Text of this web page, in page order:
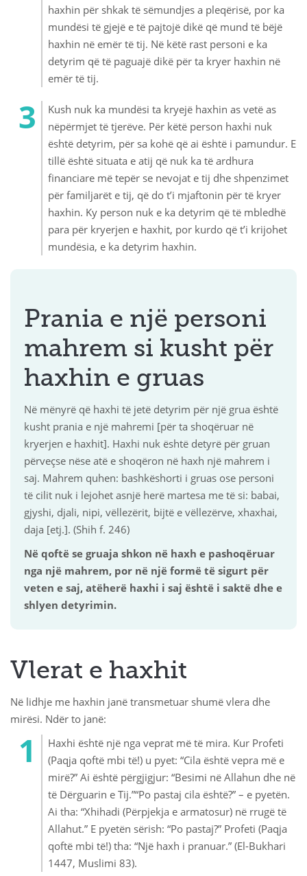
haxhin për shkak të sëmundjes a pleqërisë, por ka
mundësi të gjejë e të pajtojë dikë që mund të bëjë
haxhin në emër të tij. Në këtë rast personi e ka
detyrim që të paguajë dikë për ta kryer haxhin në
emër të tij.
Kush nuk ka mundësi ta kryejë haxhin as vetë as
nëpërmjet të tjerëve. Për këtë person haxhi nuk
është detyrim, për sa kohë që ai është i pamundur. E
tillë është situata e atij që nuk ka të ardhura
financiare më tepër se nevojat e tij dhe shpenzimet
për familjarët e tij, që do t’i mjaftonin për të kryer
haxhin. Ky person nuk e ka detyrim që të mbledhë
para për kryerjen e haxhit, por kurdo që t’i krijohet
mundësia, e ka detyrim haxhin.
Prania e një personi
mahrem si kusht për
haxhin e gruas
Në mënyrë që haxhi të jetë detyrim për një grua është
kusht prania e një mahremi [për ta shoqëruar në
kryerjen e haxhit]. Haxhi nuk është detyrë për gruan
përveçse nëse atë e shoqëron në haxh një mahrem i
saj. Mahrem quhen: bashkëshorti i gruas ose personi
të cilit nuk i lejohet asnjë herë martesa me të si: babai,
gjyshi, djali, nipi, vëllezërit, bijtë e vëllezërve, xhaxhai,
daja [etj.]. (Shih f. 246)
Në qoftë se gruaja shkon në haxh e pashoqëruar
nga një mahrem, por në një formë të sigurt për
veten e saj, atëherë haxhi i saj është i saktë dhe e
shlyen detyrimin.
Vlerat e haxhit
Në lidhje me haxhin janë transmetuar shumë vlera dhe
mirësi. Ndër to janë:
Haxhi është një nga veprat më të mira. Kur Profeti
(Paqja qoftë mbi të!) u pyet: “Cila është vepra më e
mirë?” Ai është përgjigjur: “Besimi në Allahun dhe në
të Dërguarin e Tij.”“Po pastaj cila është?” – e pyetën.
Ai tha: “Xhihadi (Përpjekja e armatosur) në rrugë të
Allahut.” E pyetën sërish: “Po pastaj?” Profeti (Paqja
qoftë mbi të!) tha: “Një haxh i pranuar.” (El-Bukhari
1447, Muslimi 83).